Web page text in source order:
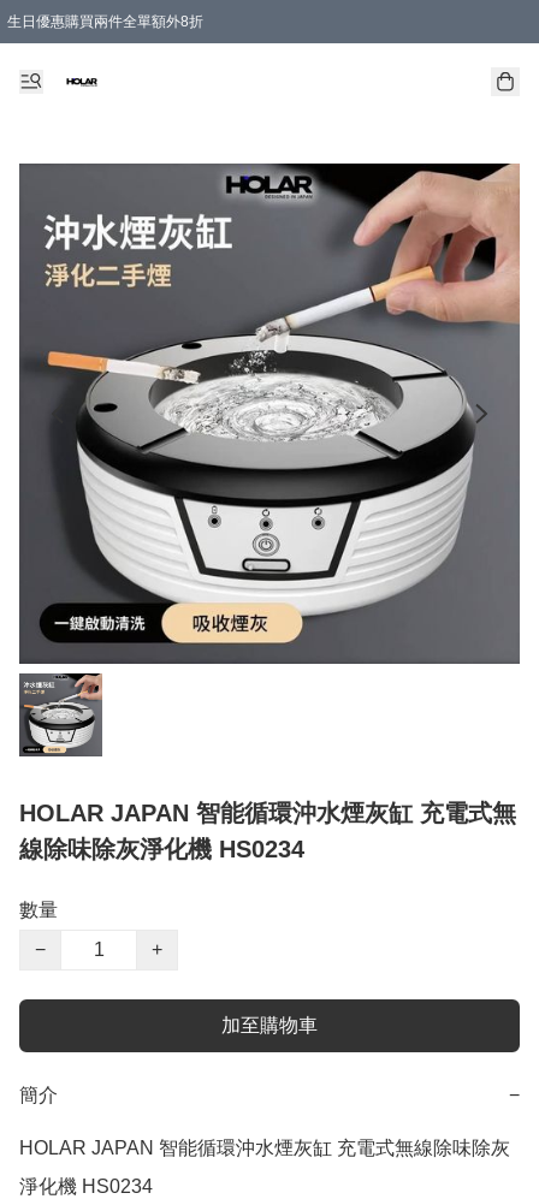
生日優惠購買兩件全單額外8折
HOLAR JAPAN 智能循環沖水煙灰缸 充電式無
線除味除灰淨化機 HS0234
數量
−
+
加至購物車
簡介 −
HOLAR JAPAN 智能循環沖水煙灰缸 充電式無線除味除灰
淨化機 HS0234